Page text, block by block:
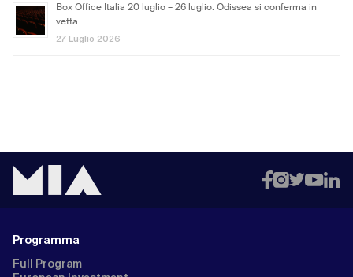
Box Office Italia 20 luglio – 26 luglio. Odissea si conferma in
vetta
27 Luglio 2026
Programma
Full Program